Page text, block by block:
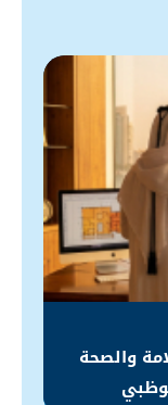
والصحة